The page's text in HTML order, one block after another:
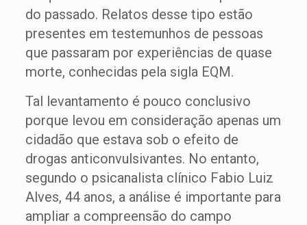
do passado. Relatos desse tipo estão
presentes em testemunhos de pessoas
que passaram por experiências de quase
morte, conhecidas pela sigla EQM.
Tal levantamento é pouco conclusivo
porque levou em consideração apenas um
cidadão que estava sob o efeito de
drogas anticonvulsivantes. No entanto,
segundo o psicanalista clínico Fabio Luiz
Alves, 44 anos, a análise é importante para
ampliar a compreensão do campo